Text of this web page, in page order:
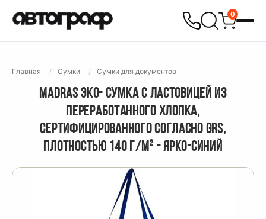
0
Главная Сумки Сумки для документов
MADRAS ЭКО- СУМКА С ЛАСТОВИЦЕЙ ИЗ
ПЕРЕРАБОТАННОГО ХЛОПКА,
СЕРТИФИЦИРОВАННОГО СОГЛАСНО GRS,
ПЛОТНОСТЬЮ 140 Г/М² - ЯРКО-СИНИЙ